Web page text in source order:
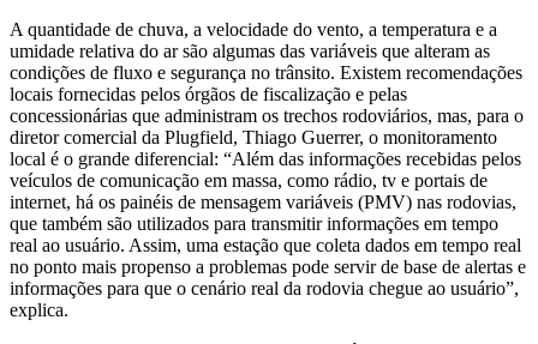
A quantidade de chuva, a velocidade do vento, a temperatura e a
umidade relativa do ar são algumas das variáveis que alteram as
condições de fluxo e segurança no trânsito. Existem recomendações
locais fornecidas pelos órgãos de fiscalização e pelas
concessionárias que administram os trechos rodoviários, mas, para o
diretor comercial da Plugfield, Thiago Guerrer, o monitoramento
local é o grande diferencial: “Além das informações recebidas pelos
veículos de comunicação em massa, como rádio, tv e portais de
internet, há os painéis de mensagem variáveis (PMV) nas rodovias,
que também são utilizados para transmitir informações em tempo
real ao usuário. Assim, uma estação que coleta dados em tempo real
no ponto mais propenso a problemas pode servir de base de alertas e
informações para que o cenário real da rodovia chegue ao usuário”,
explica.